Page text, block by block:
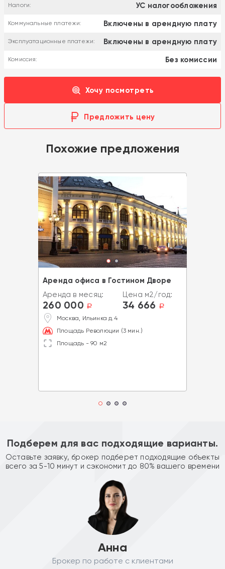
Налоги: УС налогообложения
Коммунальные платежи: Включены в арендную плату
Эксплуатационные платежи: Включены в арендную плату
Комиссия: Без комиссии
Хочу посмотреть
Предложить цену
Похожие предложения
Аренда офиса в Гостином Дворе
Аренда в месяц:
260 000 a
Цена м2/год:
34 666 a
Москва, Ильинка д.4
Площадь Революции (3 мин.)
Площадь - 90 м2
Подберем для вас подходящие варианты.
Оставьте заявку, брокер подберет подходящие объекты
всего за 5-10 минут и сэкономит до 80% вашего времени
Анна
Брокер по работе с клиентами